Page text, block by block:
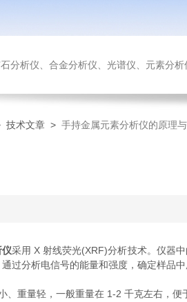
分析仪、合金分析仪、光谱仪、元素分析
技术文章 > 手持金属元素分析仪的原理
仪采用 X 射线荧光(XRF)分析技术。仪器
过分析电信号的能量和强度，确定样品
重量轻，一般重量在 1-2 千克左右，便